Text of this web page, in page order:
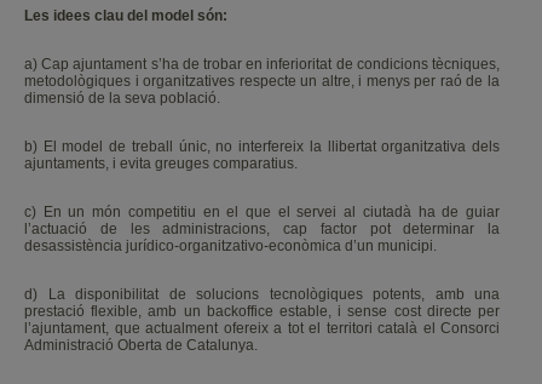
Les idees clau del model són:
a) Cap ajuntament s’ha de trobar en inferioritat de condicions tècniques,
metodològiques i organitzatives respecte un altre, i menys per raó de la
dimensió de la seva població.
b) El model de treball únic, no interfereix la llibertat organitzativa dels
ajuntaments, i evita greuges comparatius.
c) En un món competitiu en el que el servei al ciutadà ha de guiar
l’actuació de les administracions, cap factor pot determinar la
desassistència jurídico-organitzativo-econòmica d’un municipi.
d) La disponibilitat de solucions tecnològiques potents, amb una
prestació flexible, amb un backoffice estable, i sense cost directe per
l’ajuntament, que actualment ofereix a tot el territori català el Consorci
Administració Oberta de Catalunya.